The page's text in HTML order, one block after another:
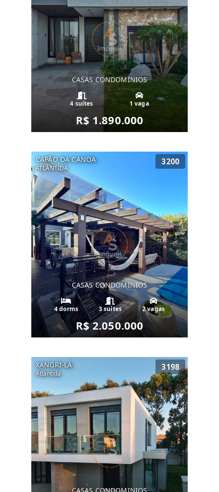
CASAS CONDOMINIOS
4 suítes 1 vaga
R$ 1.890.000
CAPÃO DA CANOA
ATLÂNTIDA
3200
CASAS CONDOMINIOS
4 dorms 3 suítes 2 vagas
R$ 2.050.000
XANGRI-LÁ
Atlantida
3198